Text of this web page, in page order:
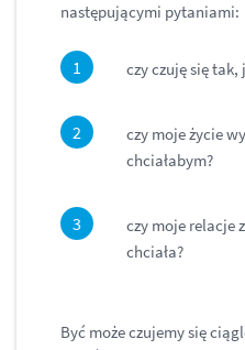
następującymi pytaniami:
czy czuję się tak,
czy moje życie
chciałabym?
czy moje relacje
chciała?
Być może czujemy się